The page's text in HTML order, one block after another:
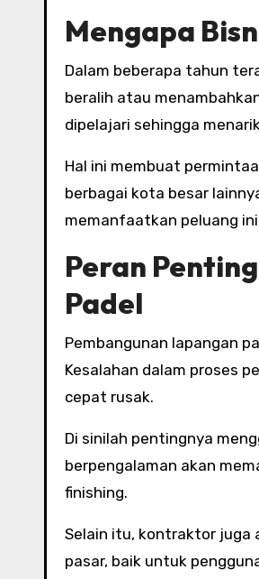
Mengapa
Dalam beberapa tahun
beralih atau
dipelajari sehingga
Hal ini membuat
berbagai kota besar
memanfaatkan peluang
Peran
Padel
Pembangunan lapangan
Kesalahan dalam proses
cepat rusak.
Di sinilah pentingnya
berpengalaman akan
finishing.
Selain itu, kontraktor juga
pasar, baik untuk